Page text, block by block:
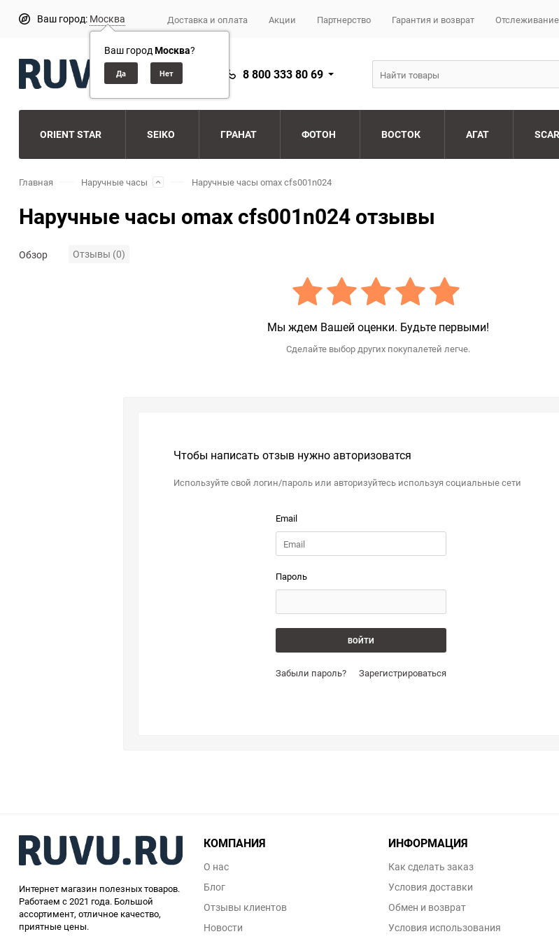
Ваш город: Москва
Ваш городМосква?
Доставка и оплата Акции Партнерство Гарантия и возврат
8 800 333 80 69
ORIENT STAR SEIKO ГРАНАТ ФОТОН ВОСТОК АГАТ
Главная Наручные часы Наручные часы omax cfs001n024
Наручные часы omax cfs001n024 отзывы
Обзор Отзывы (0)
Мы ждем Вашей оценки. Будьте первыми!
Сделайте выбор других покупалетей легче.
Чтобы написать отзыв нужно авторизоватся
Используйте свой логин/пароль или авторизуйтесь используя социальные сети
Email
Пароль
Забыли пароль? Зарегистрироваться
Интернет магазин полезных товаров.
Работаем с 2021 года. Большой
ассортимент, отличное качество,
приятные цены.
КОМПАНИЯ
О нас
Блог
Отзывы клиентов
Новости
ИНФОРМАЦИЯ
Как сделать заказ
Условия доставки
Обмен и возврат
Условия использования